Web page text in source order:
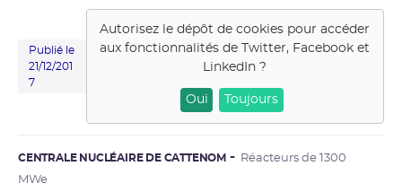
Publié le
21/12/201
7
Autorisez le dépôt de cookies pour accéder
aux fonctionnalités deTwitter, Facebook et
LinkedIn ?
Oui Toujours
CENTRALE NUCLÉAIRE DE CATTENOM
Réacteurs de 1300
MWe